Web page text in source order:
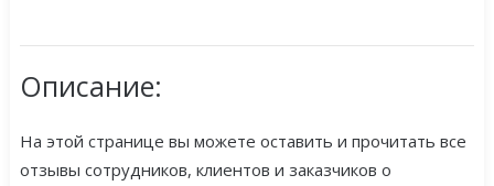
Описание:
На этой странице вы можете оставить и прочитать все
отзывы сотрудников, клиентов и заказчиков о